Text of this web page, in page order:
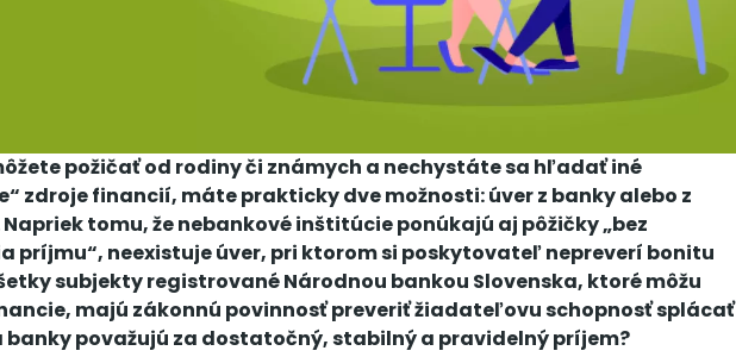
požičať od rodiny či známych a nechystáte sa hľadať iné
zdroje financií, máte prakticky dve možnosti: úver z banky alebo z
tomu, že nebankové inštitúcie ponúkajú aj pôžičky „bez
príjmu“, neexistuje úver, pri ktorom si poskytovateľ nepreverí bonitu
subjekty registrované Národnou bankou Slovenska, ktoré môžu
majú zákonnú povinnosť preveriť žiadateľovu schopnosť splácať
banky považujú za dostatočný, stabilný a pravidelný príjem?